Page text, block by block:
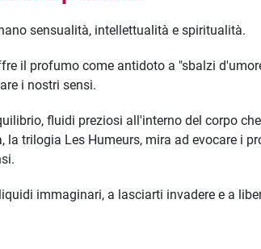
sensualità, intellettualità e spiritualità.
il profumo come antidoto a "sbalzi
i nostri sensi.
fluidi preziosi all'interno del corpo
trilogia Les Humeurs, mira ad evocare i
immaginari, a lasciarti invadere e a